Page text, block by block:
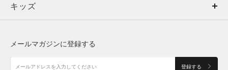
キッズ
アクセサリー
ボトムス
アクセサリー
トップス
シューズ
キッズ
メールマガジンに登録する
登録する